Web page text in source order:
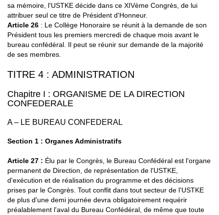
sa mémoire, l'USTKE décide dans ce XIVème Congrès, de lui
attribuer seul ce titre de Président d'Honneur.
Article 26 : Le Collège Honoraire se réunit à la demande de son
Président tous les premiers mercredi de chaque mois avant le
bureau confédéral. Il peut se réunir sur demande de la majorité
de ses membres.
TITRE 4 : ADMINISTRATION
Chapitre I : ORGANISME DE LA DIRECTION
CONFEDERALE
A – LE BUREAU CONFEDERAL
Section 1 : Organes Administratifs
Article 27 : Élu par le Congrès, le Bureau Confédéral est l'organe
permanent de Direction, de représentation de l'USTKE,
d'exécution et de réalisation du programme et des décisions
prises par le Congrès. Tout conflit dans tout secteur de l'USTKE
de plus d'une demi journée devra obligatoirement requérir
préalablement l'aval du Bureau Confédéral, de même que toute